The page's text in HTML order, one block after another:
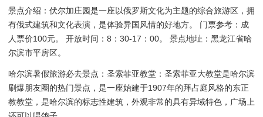
景点介绍：伏尔加庄园是一座以俄罗斯文化为主题的综合旅游区，拥
有俄式建筑和文化表演，是体验异国风情的好地方。 门票参考：成
人票价100元。 开放时间：8：30-17：00。 景点地址：黑龙江省哈
尔滨市平房区。
哈尔滨暑假旅游必去景点：圣索菲亚教堂：圣索菲亚大教堂是哈尔滨
刷爆朋友圈的热门景点，是一座始建于1907年的拜占庭风格的东正
教教堂，是哈尔滨的标志性建筑，外观非常的具有异域特色，广场上